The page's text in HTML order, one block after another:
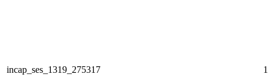
incap_ses_1319_275317